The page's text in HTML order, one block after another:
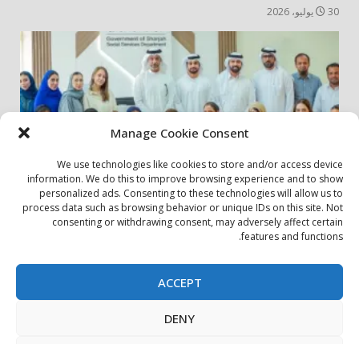
Manage Cookie Consent
We use technologies like cookies to store and/or access device
information. We do this to improve browsing experience and to show
personalized ads. Consenting to these technologies will allow us to
process data such as browsing behavior or unique IDs on this site. Not
consenting or withdrawing consent, may adversely affect certain
features and functions.
ACCEPT
DENY
30 يوليو، 2026
أخبار المجتمع مجتمعي
الشارقة لإدارة الأصول تنظم زيارة إلى دار رعاية المسنين
بيان الخصوصية سياسة ملفات تعريف الارتباط
اتصل بنا
حول الموقع